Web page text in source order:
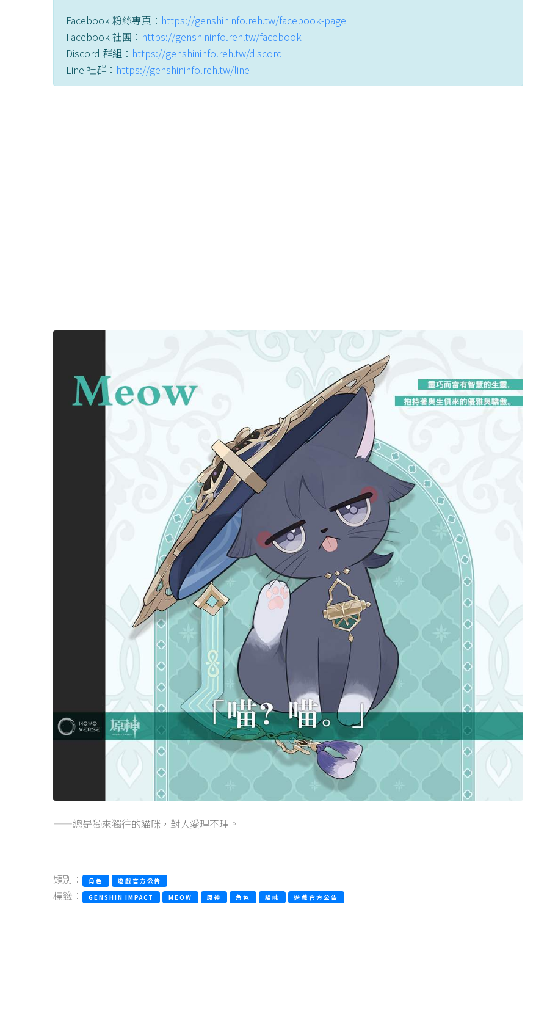
Facebook 粉絲專頁： https://genshininfo.reh.tw/facebook-page
Facebook 社團： https://genshininfo.reh.tw/facebook
Discord 群組： https://genshininfo.reh.tw/discord
Line 社群： https://genshininfo.reh.tw/line
——總是獨來獨往的貓咪，對人愛理不理。
類別： 角色 遊戲官方公告
標籤： GENSHIN IMPACT MEOW 原神 角色 貓咪 遊戲官方公告